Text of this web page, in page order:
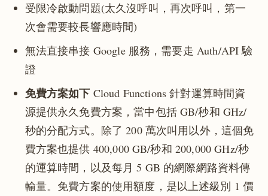
受限冷啟動問題(太久沒呼叫，再次呼叫，第一
次會需要較長響應時間)
無法直接串接 Google 服務，需要走 Auth/API 驗
證
免費方案如下 Cloud Functions 針對運算時間資
源提供永久免費方案，當中包括 GB/秒和 GHz/
秒的分配方式。除了 200 萬次叫用以外，這個免
費方案也提供 400,000 GB/秒和 200,000 GHz/秒
的運算時間，以及每月 5 GB 的網際網路資料傳
輸量。免費方案的使用額度，是以上述級別 1 價